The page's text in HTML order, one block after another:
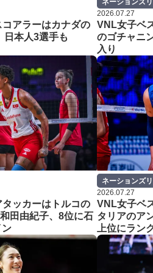
アラーはカナダの
日本人3選手も
2026.07.27
VNL女子ベ
のゴチャニ
入り
ッカーはトルコの
田由紀子、8位に石
ン
ネーションズ
2026.07.27
VNL女子ベ
タリアのア
上位にラン